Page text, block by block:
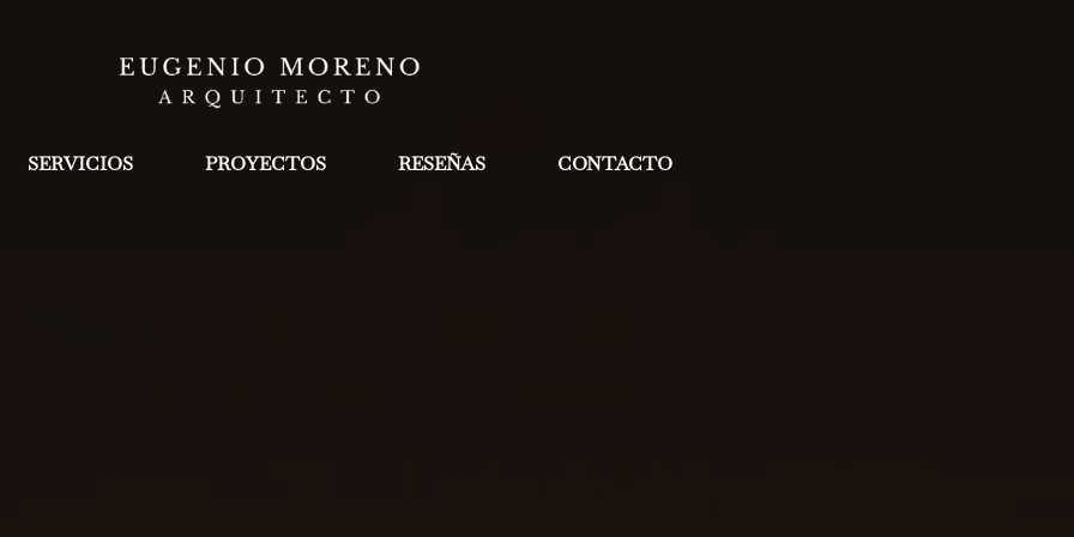
SERVICIOS PROYECTOS RESEÑAS CONTACTO